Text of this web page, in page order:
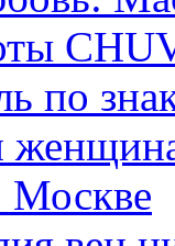
по
Москве